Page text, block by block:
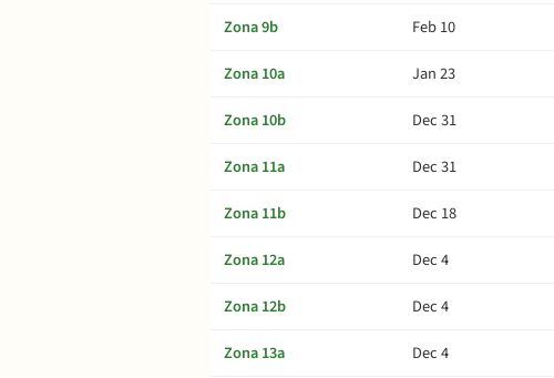
Zona 9b
Feb 10
Zona 10a
Jan 23
Zona 10b
Dec 31
Zona 11a
Dec 31
Zona 11b
Dec 18
Zona 12a
Dec 4
Zona 12b
Dec 4
Zona 13a
Dec 4